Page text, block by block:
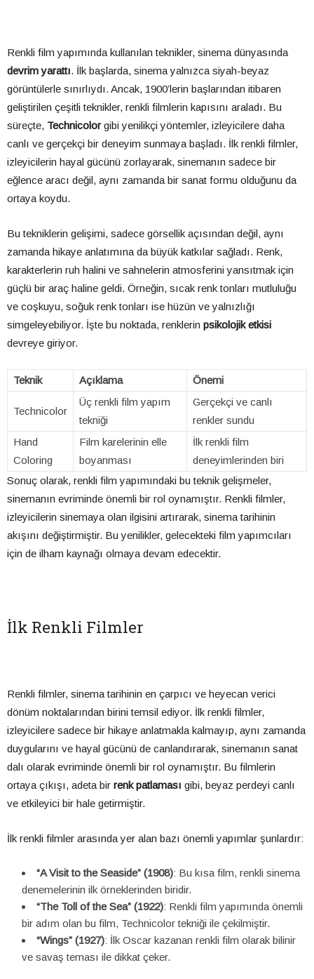
Renkli film yapımında kullanılan teknikler, sinema dünyasında
devrim yarattı. İlk başlarda, sinema yalnızca siyah-beyaz
görüntülerle sınırlıydı. Ancak, 1900’lerin başlarından itibaren
geliştirilen çeşitli teknikler, renkli filmlerin kapısını araladı. Bu
süreçte, Technicolorgibi yenilikçi yöntemler, izleyicilere daha
canlı ve gerçekçi bir deneyim sunmaya başladı. İlk renkli filmler,
izleyicilerin hayal gücünü zorlayarak, sinemanın sadece bir
eğlence aracı değil, aynı zamanda bir sanat formu olduğunu da
ortaya koydu.
Bu tekniklerin gelişimi, sadece görsellik açısından değil, aynı
zamanda hikaye anlatımına da büyük katkılar sağladı. Renk,
karakterlerin ruh halini ve sahnelerin atmosferini yansıtmak için
güçlü bir araç haline geldi. Örneğin, sıcak renk tonları mutluluğu
ve coşkuyu, soğuk renk tonları ise hüzün ve yalnızlığı
simgeleyebiliyor. İşte bu noktada, renklerin psikolojik etkisi
devreye giriyor.
Teknik Açıklama Önemi
Technicolor
Üç renkli film yapım
tekniği
Gerçekçi ve canlı
renkler sundu
Hand
Coloring
Film karelerinin elle
boyanması
İlk renkli film
deneyimlerinden biri
Sonuç olarak, renkli film yapımındaki bu teknik gelişmeler,
sinemanın evriminde önemli bir rol oynamıştır. Renkli filmler,
izleyicilerin sinemaya olan ilgisini artırarak, sinema tarihinin
akışını değiştirmiştir. Bu yenilikler, gelecekteki film yapımcıları
için de ilham kaynağı olmaya devam edecektir.
İlk Renkli Filmler
Renkli filmler, sinema tarihinin en çarpıcı ve heyecan verici
dönüm noktalarından birini temsil ediyor. İlk renkli filmler,
izleyicilere sadece bir hikaye anlatmakla kalmayıp, aynı zamanda
duygularını ve hayal gücünü de canlandırarak, sinemanın sanat
dalı olarak evriminde önemli bir rol oynamıştır. Bu filmlerin
ortaya çıkışı, adeta bir renk patlaması gibi, beyaz perdeyi canlı
ve etkileyici bir hale getirmiştir.
İlk renkli filmler arasında yer alan bazı önemli yapımlar şunlardır:
“A Visit to the Seaside” (1908): Bu kısa film, renkli sinema
denemelerinin ilk örneklerinden biridir.
“The Toll of the Sea” (1922): Renkli film yapımında önemli
bir adım olan bu film, Technicolor tekniği ile çekilmiştir.
“Wings” (1927): İlk Oscar kazanan renkli film olarak bilinir
ve savaş teması ile dikkat çeker.